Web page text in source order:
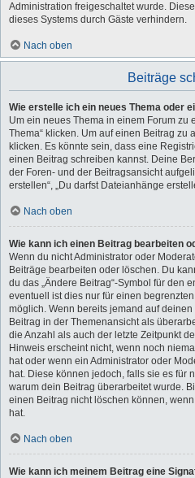
Administration freigeschaltet wurde.
dieses Systems durch Gäste verhindern.
Nach oben
Beiträge
Wie erstelle ich ein neues Thema oder
Um ein neues Thema in einem Forum zu
Thema“ klicken. Um auf einen Beitrag zu
klicken. Es könnte sein, dass eine
einen Beitrag schreiben kannst. Deine
der Foren- und der Beitragsansicht
erstellen“, „Du darfst Dateianhänge
Nach oben
Wie kann ich einen Beitrag bearbeiten
Wenn du nicht Administrator oder
Beiträge bearbeiten oder löschen. Du
du das „Ändere Beitrag“-Symbol für den
eventuell ist dies nur für einen
möglich. Wenn bereits jemand auf
Beitrag in der Themenansicht als
die Anzahl als auch der letzte Zeitpunkt
Hinweis erscheint nicht, wenn noch
hat oder wenn ein Administrator oder
hat. Diese können jedoch, falls sie es für
warum dein Beitrag überarbeitet wurde.
einen Beitrag nicht löschen können,
hat.
Nach oben
Wie kann ich meinem Beitrag eine